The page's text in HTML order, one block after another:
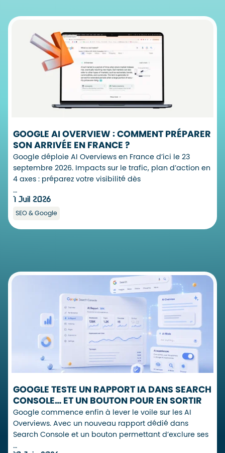
GOOGLE AI OVERVIEW : COMMENT PRÉPARER
SON ARRIVÉE EN FRANCE ?
Google déploie AI Overviews en France d’ici le 23
septembre 2026. Impacts sur le trafic, plan d’action en
4 axes : préparez votre visibilité dès
…
1 Juil 2026
SEO & Google
GOOGLE TESTE UN RAPPORT IA DANS SEARCH
CONSOLE… ET UN BOUTON POUR EN SORTIR
Google commence enfin à lever le voile sur les AI
Overviews. Avec un nouveau rapport dédié dans
Search Console et un bouton permettant d’exclure ses
…